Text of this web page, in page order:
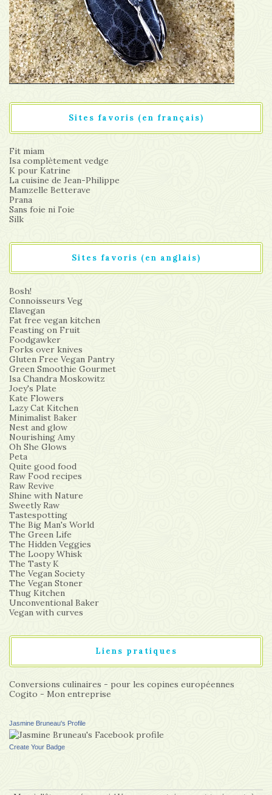
Sites favoris (en français)
Fit miam
Isa complètement vedge
K pour Katrine
La cuisine de Jean-Philippe
Mamzelle Betterave
Prana
Sans foie ni l'oie
Silk
Sites favoris (en anglais)
Bosh!
Connoisseurs Veg
Elavegan
Fat free vegan kitchen
Feasting on Fruit
Foodgawker
Forks over knives
Gluten Free Vegan Pantry
Green Smoothie Gourmet
Isa Chandra Moskowitz
Joey's Plate
Kate Flowers
Lazy Cat Kitchen
Minimalist Baker
Nest and glow
Nourishing Amy
Oh She Glows
Peta
Quite good food
Raw Food recipes
Raw Revive
Shine with Nature
Sweetly Raw
Tastespotting
The Big Man's World
The Green Life
The Hidden Veggies
The Loopy Whisk
The Tasty K
The Vegan Society
The Vegan Stoner
Thug Kitchen
Unconventional Baker
Vegan with curves
Liens pratiques
Conversions culinaires - pour les copines européennes
Cogito - Mon entreprise
Jasmine Bruneau's Profile
Create Your Badge